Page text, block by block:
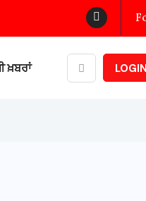
ਖ਼ਬਰਾਂ LOGIN